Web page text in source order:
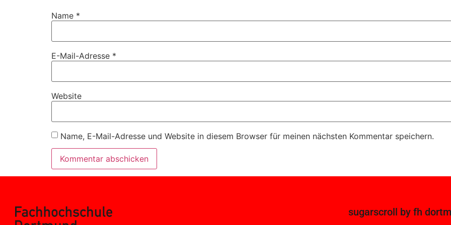
Name *
E-Mail-Adresse *
Website
Name, E-Mail-Adresse und Website in diesem Browser für meinen nächsten Kommentar speichern.
sugarscroll by fh